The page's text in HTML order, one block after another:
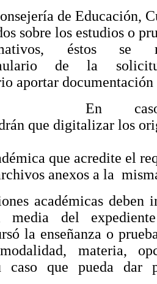
de Educación,
sobre los estudios o
, éstosse
de la
aportar documentación
que digitalizar los
que acredite el
anexos a la
académicas deben
del
la enseñanza o
materia,
caso que pueda dar